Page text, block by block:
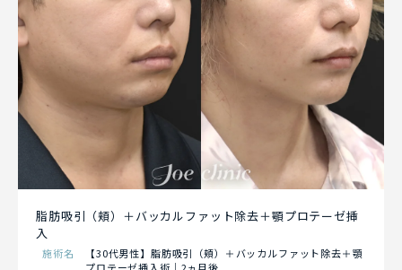
脂肪吸引（頬）＋バッカルファット除去＋顎プロテーゼ挿
入
施術名
【30代男性】脂肪吸引（頬）＋バッカルファット除去＋顎
プロテーゼ挿入術｜2ヵ月後